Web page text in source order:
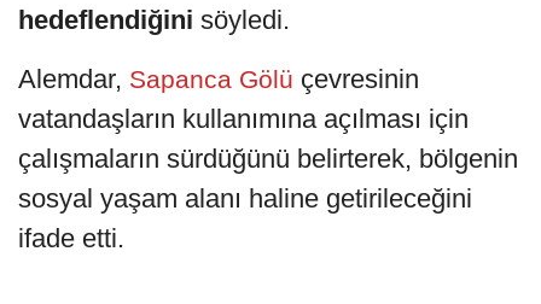
hedeflendiğini söyledi.
Alemdar, Sapanca Gölü çevresinin
vatandaşların kullanımına açılması için
çalışmaların sürdüğünü belirterek, bölgenin
sosyal yaşam alanı haline getirileceğini
ifade etti.